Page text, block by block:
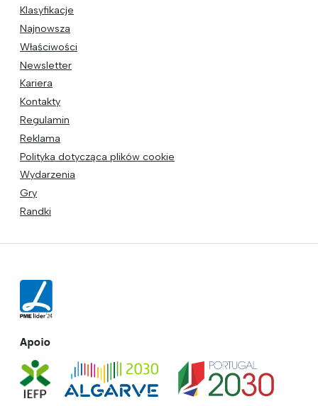
Klasyfikacje
Najnowsza
Właściwości
Newsletter
Kariera
Kontakty
Regulamin
Reklama
Polityka dotycząca plików cookie
Wydarzenia
Gry
Randki
Apoio